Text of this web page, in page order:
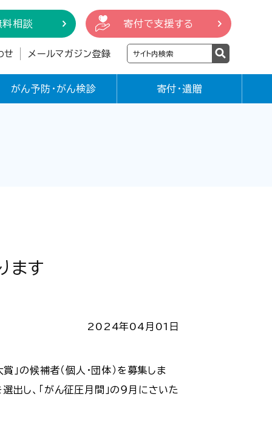
料相談 寄付で支援する
せ メールマガジン登録
がん予防・がん検診 寄付・遺贈
ます
2024年04月01日
の候補者（個人・団体）を募集しま
し、「がん征圧月間」の９月にさいた